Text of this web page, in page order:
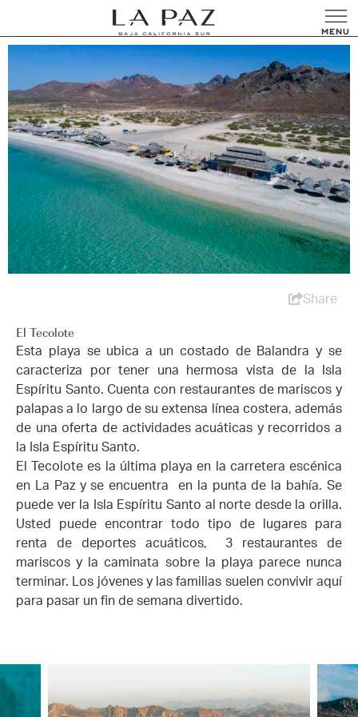
Share
El Tecolote
Esta playa se ubica a un costado de Balandra y se
caracteriza por tener una hermosa vista de la Isla
Espíritu Santo. Cuenta con restaurantes de mariscos y
palapas a lo largo de su extensa línea costera, además
de una oferta de actividades acuáticas y recorridos a
la Isla Espíritu Santo.
El Tecolote es la última playa en la carretera escénica
en La Paz y se encuentra en la punta de la bahía. Se
puede ver la Isla Espíritu Santo al norte desde la orilla.
Usted puede encontrar todo tipo de lugares para
renta de deportes acuáticos, 3 restaurantes de
mariscos y la caminata sobre la playa parece nunca
terminar. Los jóvenes y las familias suelen convivir aquí
para pasar un fin de semana divertido.